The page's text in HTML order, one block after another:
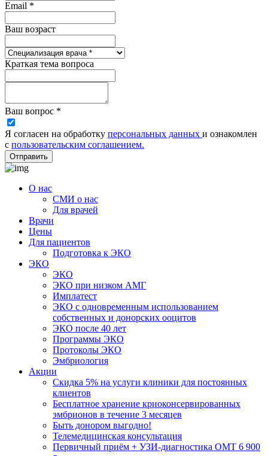
Email *
Ваш возраст
Краткая тема вопроса
Ваш вопрос *
Я согласен на обработку персональных данных и ознакомлен
с пользовательским соглашением.
Отправить
О нас
СМИ о нас
Для врачей
Врачи
Цены
Для пациентов
Подготовка к ЭКО
ЭКО
ЭКО
ЭКО при низком АМГ
Имплатест
ЭКО с одновременным использованием
собственных и донорских ооцитов
ЭКО после 40 лет
Программы ЭКО
Протоколы ЭКО
Эмбриология
Акции
Скидка 5% на услуги клиники для постоянных
клиентов
Бесплатное хранение криоконсервированных
эмбрионов в течение 3 месяцев
Быть донором выгодно!
Телемедицинская консультация
Первичный приём + УЗИ-диагностика ОМТ 6 900